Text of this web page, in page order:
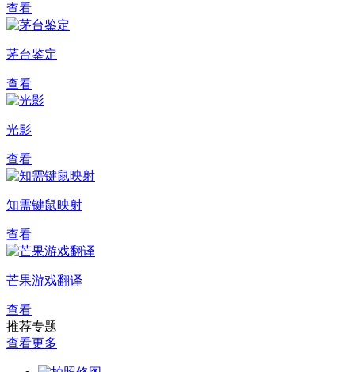
查看
茅台鉴定
查看
光影
查看
知需键鼠映射
查看
芒果游戏翻译
查看
推荐专题
查看更多